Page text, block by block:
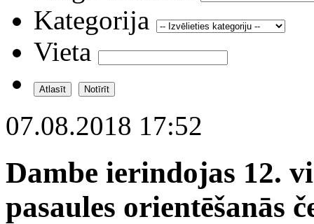
Kategorija
Vieta
07.08.2018 17:52
Dambe ierindojas 12.
pasaules orientēšanās